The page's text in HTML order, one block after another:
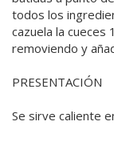
todos los
cazuela la cueces
removiendo y
PRESENTACIÓN
Se sirve caliente